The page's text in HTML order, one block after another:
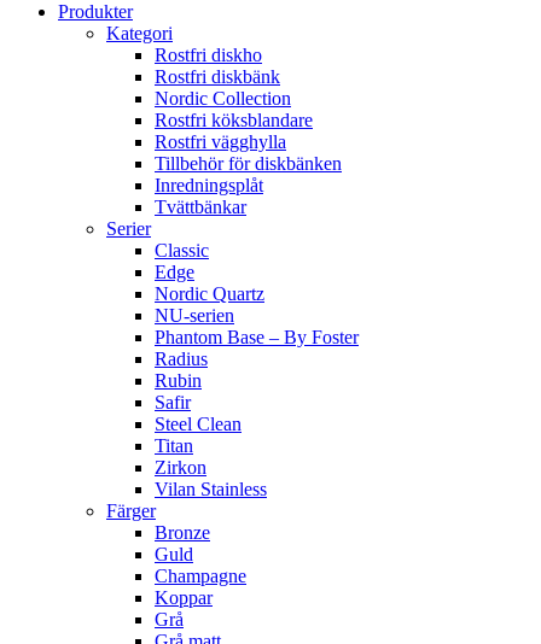
Produkter
Kategori
Rostfri diskho
Rostfri diskbänk
Nordic Collection
Rostfri köksblandare
Rostfri vägghylla
Tillbehör för diskbänken
Inredningsplåt
Tvättbänkar
Serier
Classic
Edge
Nordic Quartz
NU-serien
Phantom Base – By Foster
Radius
Rubin
Safir
Steel Clean
Titan
Zirkon
Vilan Stainless
Färger
Bronze
Guld
Champagne
Koppar
Grå